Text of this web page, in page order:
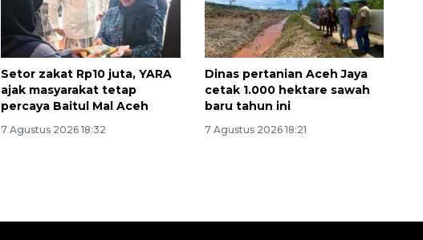
Setor zakat Rp10 juta, YARA
ajak masyarakat tetap
percaya Baitul Mal Aceh
7 Agustus 2026 18:32
Dinas pertanian Aceh Jaya
cetak 1.000 hektare sawah
baru tahun ini
7 Agustus 2026 18:21